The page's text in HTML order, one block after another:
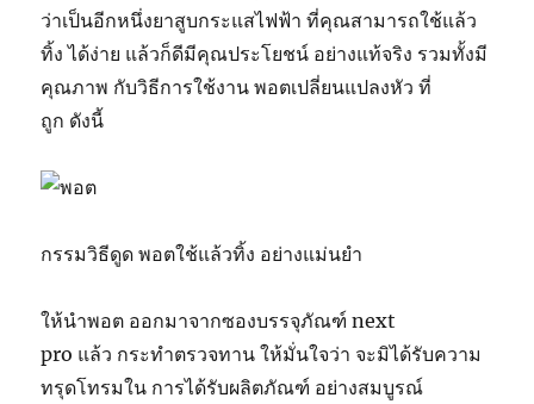
ว่าเป็นอีกหนึ่งยาสูบกระแสไฟฟ้า ที่คุณสามารถใช้แล้ว
ทิ้ง ได้ง่าย แล้วก็ดีมีคุณประโยชน์ อย่างแท้จริง รวมทั้งมี
คุณภาพ กับวิธีการใช้งาน พอตเปลี่ยนแปลงหัว ที่
ถูก ดังนี้
กรรมวิธีดูด พอตใช้แล้วทิ้ง อย่างแม่นยำ
ให้นำพอต ออกมาจากซองบรรจุภัณฑ์ next
pro แล้ว กระทำตรวจทาน ให้มั่นใจว่า จะมิได้รับความ
ทรุดโทรมใน การได้รับผลิตภัณฑ์ อย่างสมบูรณ์